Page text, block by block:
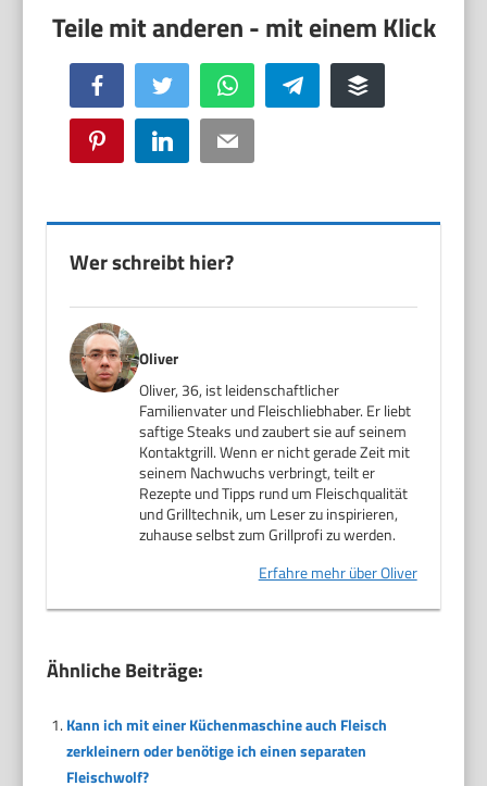
Facebook Twitter WhatsApp Telegram Buffer
Pinterest LinkedIn Email
Wer schreibt hier?
Oliver
Oliver, 36, ist leidenschaftlicher
Familienvater und Fleischliebhaber. Er liebt
saftige Steaks und zaubert sie auf seinem
Kontaktgrill. Wenn er nicht gerade Zeit mit
seinem Nachwuchs verbringt, teilt er
Rezepte und Tipps rund um Fleischqualität
und Grilltechnik, um Leser zu inspirieren,
zuhause selbst zum Grillprofi zu werden.
Erfahre mehr über Oliver
Ähnliche Beiträge:
Kann ich mit einer Küchenmaschine auch Fleisch
zerkleinern oder benötige ich einen separaten
Fleischwolf?